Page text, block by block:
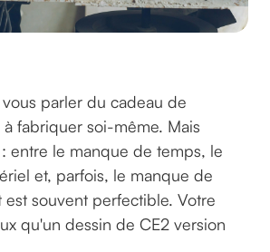
parler du cadeau de
fabriquer soi-même. Mais
entre le manque de temps, le
et, parfois, le manque de
est souvent perfectible. Votre
qu'un dessin de CE2 version